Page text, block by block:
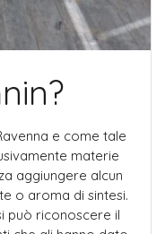
e come tale
materie
aggiungere alcun
o aroma di sintesi.
può riconoscere il